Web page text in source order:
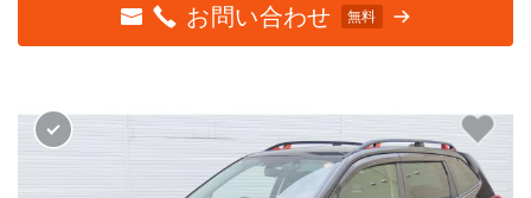
お問い合わせ 無料